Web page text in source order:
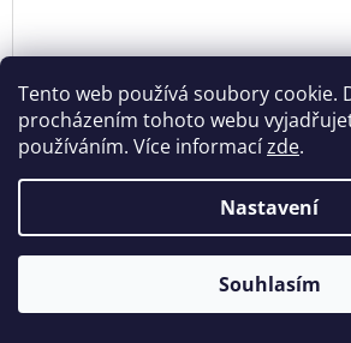
Tento web používá soubory cookie.
procházením tohoto webu
používáním. Více informacízde.
Nastavení
Souhlasím
NEONKY / PRSTEN / 915